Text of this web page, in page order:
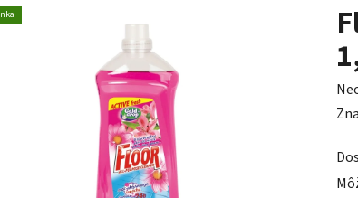
je
0,0